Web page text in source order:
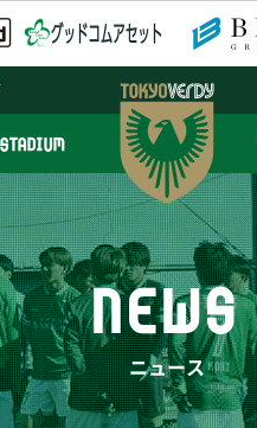
NEWS
ニュース